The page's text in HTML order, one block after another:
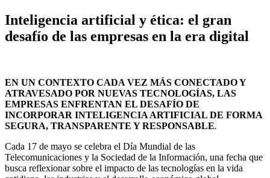
Inteligencia artificial y ética: el gran
desafío de las empresas en la era digital
EN UN CONTEXTO CADA VEZ MÁS CONECTADO Y
ATRAVESADO POR NUEVAS TECNOLOGÍAS, LAS
EMPRESAS ENFRENTAN EL DESAFÍO DE
INCORPORAR INTELIGENCIA ARTIFICIAL DE FORMA
SEGURA, TRANSPARENTE Y RESPONSABLE.
Cada 17 de mayo se celebra el Día Mundial de las
Telecomunicaciones y la Sociedad de la Información, una fecha que
busca reflexionar sobre el impacto de las tecnologías en la vida